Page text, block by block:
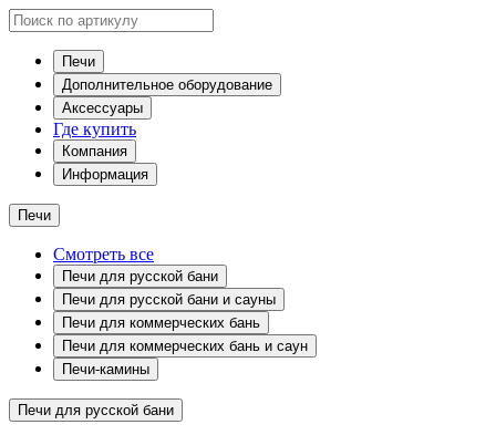
Печи
Дополнительное оборудование
Аксессуары
Где купить
Компания
Информация
Печи
Смотреть все
Печи для русской бани
Печи для русской бани и сауны
Печи для коммерческих бань
Печи для коммерческих бань и саун
Печи-камины
Печи для русской бани